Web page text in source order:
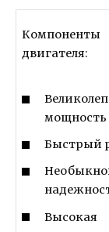
Компоненты
двигателя:
мощность
Быстрый
Высокая